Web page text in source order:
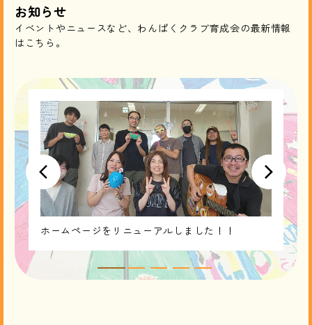
お知らせ
イベントやニュースなど、わんぱくクラブ育成会の最新情報
はこちら。
ホームページをリニューアルしました！！